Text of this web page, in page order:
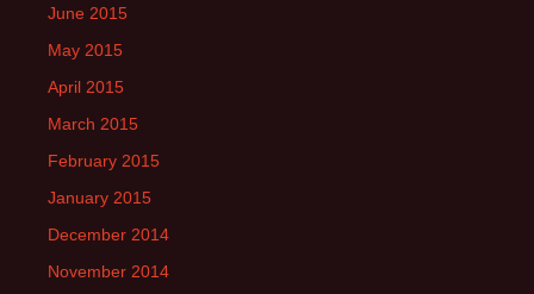
June 2015
May 2015
April 2015
March 2015
February 2015
January 2015
December 2014
November 2014